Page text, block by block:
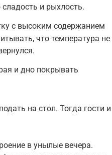
и рыхлость.
с высоким содержанием
что температура не
и дно покрывать
на стол. Тогда гости и
в унылые вечера.